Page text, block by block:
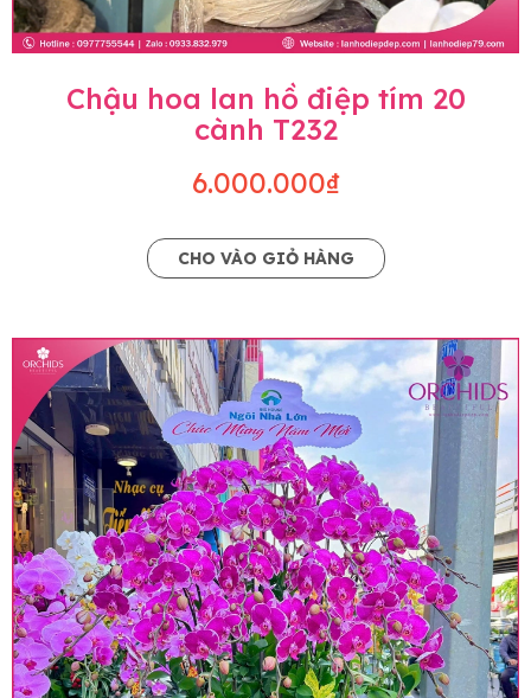
Chậu hoa lan hồ điệp tím 20
cành T232
6.000.000₫
CHO VÀO GIỎ HÀNG